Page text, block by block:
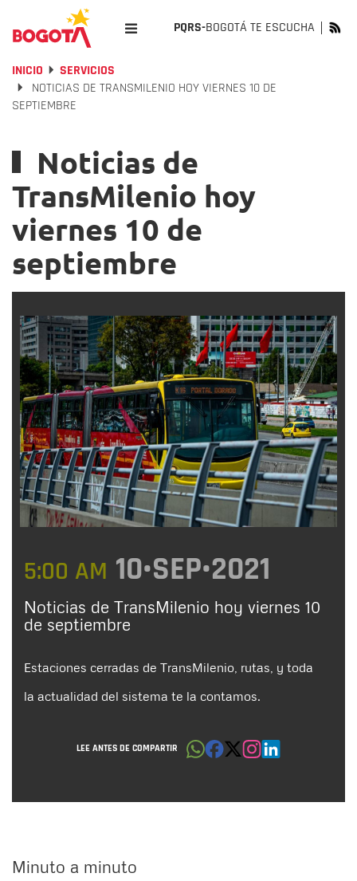
PQRS-BOGOTÁ TE ESCUCHA
INICIO
SERVICIOS
NOTICIAS DE TRANSMILENIO HOY VIERNES 10 DE
SEPTIEMBRE
Noticias de
TransMilenio hoy
viernes 10 de
septiembre
5:00 AM 10•SEP•2021
Noticias de TransMilenio hoy viernes 10
de septiembre
Estaciones cerradas de TransMilenio, rutas, y toda
la actualidad del sistema te la contamos.
LEE ANTES DE COMPARTIR
Minuto a minuto